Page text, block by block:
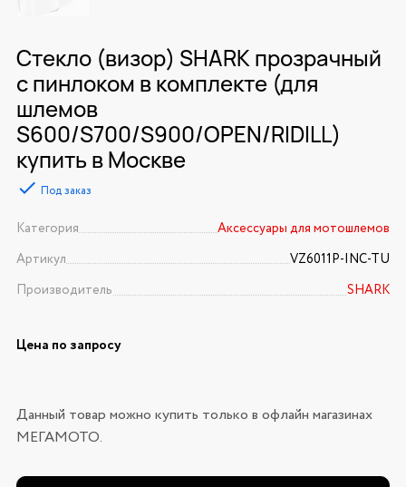
Стекло (визор) SHARK прозрачный
с пинлоком в комплекте (для
шлемов
S600/S700/S900/OPEN/RIDILL)
купить в Москве
Под заказ
Категория
Аксессуары для мотошлемов
Артикул
VZ6011P-INC-TU
Производитель
SHARK
Цена по запросу
Данный товар можно купить только в офлайн магазинах
МЕГАМОТО.